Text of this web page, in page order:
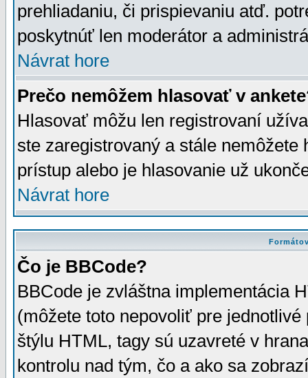
prehliadaniu, či prispievaniu atď.
poskytnúť len moderátor a
Návrat hore
Prečo nemôžem hlasovať v
Hlasovať môžu len registrovaní
ste zaregistrovaný a stále
prístup alebo je hlasovanie už
Návrat hore
Čo je BBCode?
BBCode je zvláštna implementácia
(môžete toto nepovoliť pre
štýlu HTML, tagy sú uzavreté v
kontrolu nad tým, čo a ako sa